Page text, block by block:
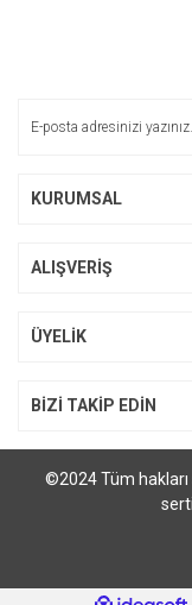
KURUMSAL
ALIŞVERİŞ
ÜYELİK
BİZİ TAKİP EDİN
©2024 Tüm hakları